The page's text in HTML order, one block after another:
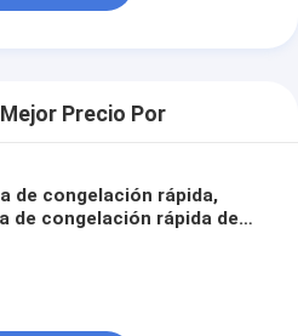
Precio Por
de congelación rápida,
de congelación rápida de